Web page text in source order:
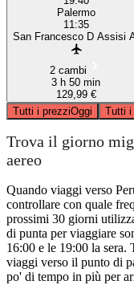
Palermo
11:35
San Francesco D Assisi
2 cambi
3 h 50 min
129,99 €
Tutti i prezziOggi Tutti i
Trova il giorno
aereo
Quando viaggi verso
controllare con quale
prossimi 30 giorni
di punta per viaggiare
16:00 e le 19:00 la sera.
viaggi verso il punto di
po' di tempo in più per